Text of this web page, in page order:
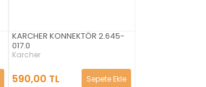
KARCHER KONNEKTÖR 2.645-
017.0
Karcher
590,00 TL Sepete Ekle